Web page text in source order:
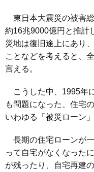
東日本大震災の被害
約16兆9000億円と推計
災地は復旧途上にあり
ことなどを考えると、
言える。
こうした中、1995年
も問題になった、住宅
いわゆる「被災ローン
長期の住宅ローンが
って自宅がなくなった
が残ったり、自宅再建